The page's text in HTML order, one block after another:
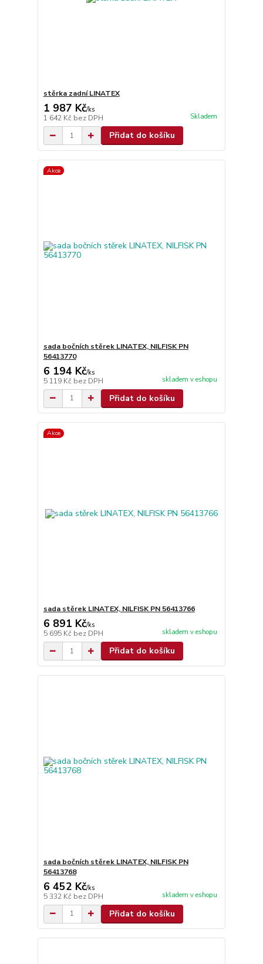
stěrka zadní LINATEX
1 987 Kč/ks
1 642 Kč bez DPH Skladem
Přidat do košíku
Akce
sada bočních stěrek LINATEX, NILFISK PN
56413770
6 194 Kč/ks
5 119 Kč bez DPH skladem v eshopu
Přidat do košíku
Akce
sada stěrek LINATEX, NILFISK PN 56413766
6 891 Kč/ks
5 695 Kč bez DPH skladem v eshopu
Přidat do košíku
sada bočních stěrek LINATEX, NILFISK PN
56413768
6 452 Kč/ks
5 332 Kč bez DPH skladem v eshopu
Přidat do košíku